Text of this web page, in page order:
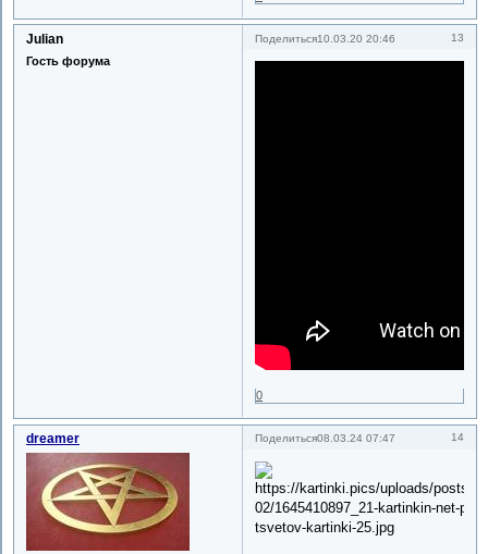
Поделиться 13
10.03.20 20:46
Julian
Гость форума
0
Поделиться 14
08.03.24 07:47
dreamer